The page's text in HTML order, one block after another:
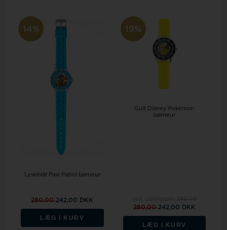
14%
Lyseblåt Paw Patrol børneur
280,00242,00 DKK
LÆG I KURV
19%
Gult Disney Pokemon
børneur
280,00242,00 DKK
LÆG I KURV